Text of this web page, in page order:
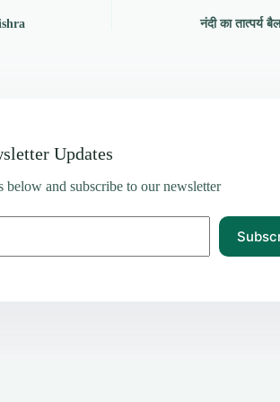
नंदी का तात्पर्य
Updates
below and subscribe to our newsletter